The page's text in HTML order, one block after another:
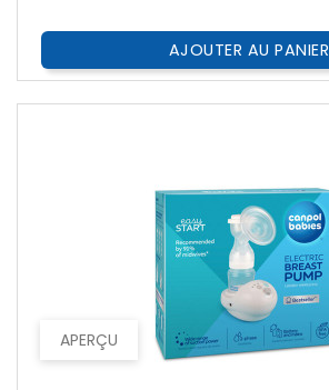
AJOUTER AU PANIER
APERÇU